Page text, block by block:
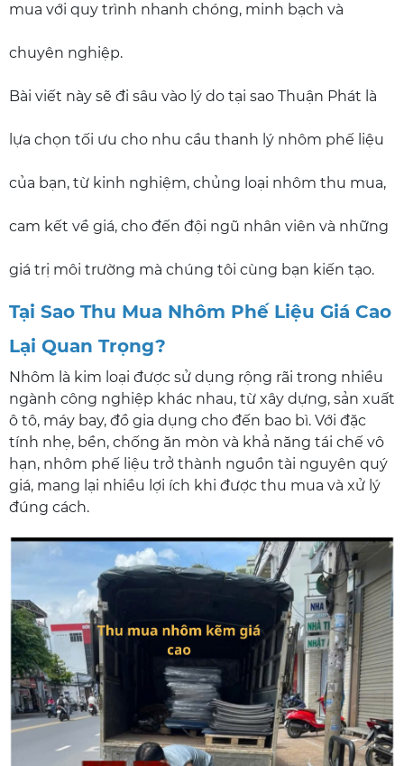
mua với quy trình nhanh chóng, minh bạch và
chuyên nghiệp.
Bài viết này sẽ đi sâu vào lý do tại sao Thuận Phát là
lựa chọn tối ưu cho nhu cầu thanh lý nhôm phế liệu
của bạn, từ kinh nghiệm, chủng loại nhôm thu mua,
cam kết về giá, cho đến đội ngũ nhân viên và những
giá trị môi trường mà chúng tôi cùng bạn kiến tạo.
Tại Sao Thu Mua Nhôm Phế Liệu Giá Cao
Lại Quan Trọng?
Nhôm là kim loại được sử dụng rộng rãi trong nhiều
ngành công nghiệp khác nhau, từ xây dựng, sản xuất
ô tô, máy bay, đồ gia dụng cho đến bao bì. Với đặc
tính nhẹ, bền, chống ăn mòn và khả năng tái chế vô
hạn, nhôm phế liệu trở thành nguồn tài nguyên quý
giá, mang lại nhiều lợi ích khi được thu mua và xử lý
đúng cách.